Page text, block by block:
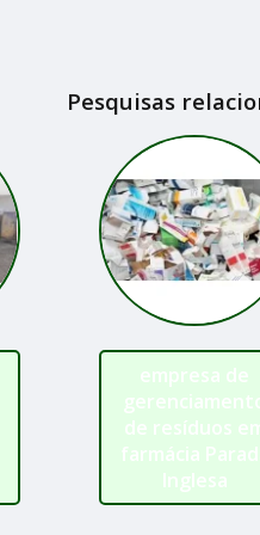
Pesquisas
empresa de
de resíduos
farmácia
Inglesa